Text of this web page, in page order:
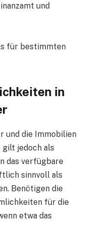
und
für bestimmten
in
und die Immobilien
gilt jedoch als
das verfügbare
sinnvoll als
Benötigen die
für die
etwa das